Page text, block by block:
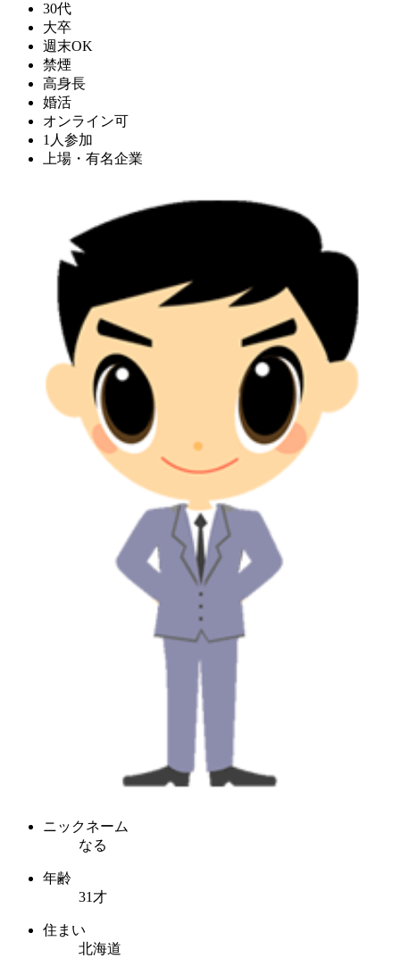
30代
大卒
週末OK
禁煙
高身長
婚活
オンライン可
1人参加
上場・有名企業
ニックネーム
なる
年齢
31才
住まい
北海道